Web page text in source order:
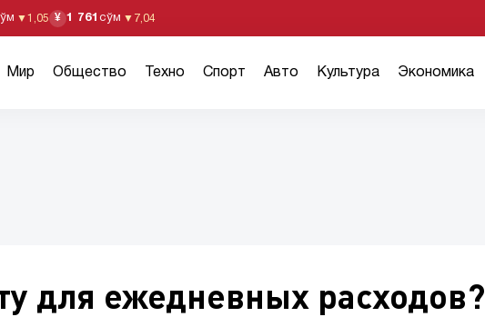
▼1,05 ¥ 1 761 сўм ▼ 7,04
Мир Общество Техно Спорт Авто Культура Экономика
для ежедневных расходов?